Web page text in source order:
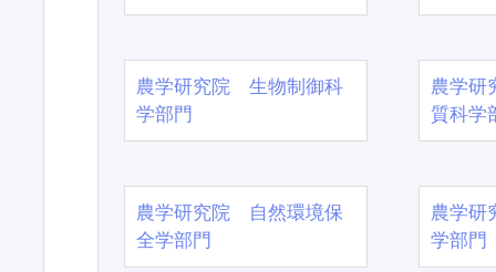
農学研究院 生物制御科
学部門
農学
質科学
農学研究院 自然環境保
全学部門
農学
学部門